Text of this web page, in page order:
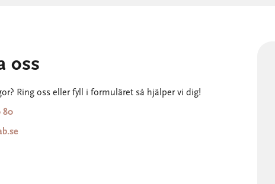
oss
Ring oss eller fyll i formuläret så hjälper vi dig!
80